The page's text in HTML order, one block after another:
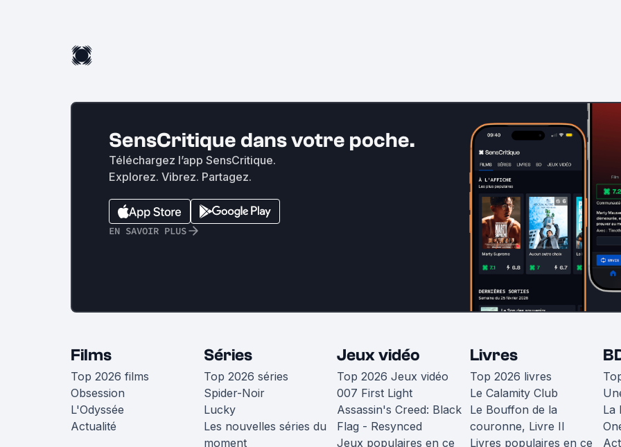
SensCritique dans votre poche.
Téléchargez l’app SensCritique.
Explorez. Vibrez. Partagez.
EN SAVOIR PLUS
Films
Top 2026 films
Obsession
L'Odyssée
Actualité
Séries
Top 2026 séries
Spider-Noir
Lucky
Les nouvelles séries du
moment
Jeux vidéo
Top 2026 Jeux vidéo
007 First Light
Assassin's Creed: Black
Flag - Resynced
Jeux populaires en ce
Livres
Top 2026 livres
Le Calamity Club
Le Bouffon de la
couronne, Livre II
Livres populaires en ce
La